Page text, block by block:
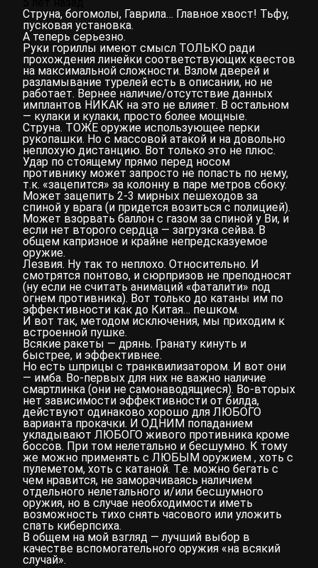
Струна, богомолы, Гаврила… Главное хвост! Тьфу,
пусковая установка.
А теперь серьезно.
Руки гориллы имеют смысл ТОЛЬКО ради
прохождения линейки соответствующих квестов
на максимальной сложности. Взлом дверей и
разламывание турелей есть в описании, но не
работает. Вернее наличие/отсутствие данных
имплантов НИКАК на это не влияет. В остальном
— кулаки и кулаки, просто более мощные.
Струна. ТОЖЕ оружие использующее перки
рукопашки. Но с массовой атакой и на довольно
неплохую дистанцию. Вот только это не плюс.
Удар по стоящему прямо перед носом
противнику может запросто не попасть по нему,
т.к. «зацепится» за колонну в паре метров сбоку.
Может зацепить 2-3 мирных пешеходов за
спиной у врага (и придется возиться с полицией).
Может взорвать баллон с газом за спиной у Ви, и
если нет второго сердца — загрузка сейва. В
общем капризное и крайне непредсказуемое
оружие.
Лезвия. Ну так то неплохо. Относительно. И
смотрятся понтово, и сюрпризов не преподносят
(ну если не считать анимаций «фаталити» под
огнем противника). Вот только до катаны им по
эффективности как до Китая… пешком.
И вот так, методом исключения, мы приходим к
встроенной пушке.
Всякие ракеты — дрянь. Гранату кинуть и
быстрее, и эффективнее.
Но есть шприцы с транквилизатором. И вот они
— имба. Во-первых для них не важно наличие
смартлинка (они не самонаводящиеся). Во-вторых
нет зависимости эффективности от билда,
действуют одинаково хорошо для ЛЮБОГО
варианта прокачки. И ОДНИМ попаданием
укладывают ЛЮБОГО живого противника кроме
боссов. При том нелетально и бесшумно. К тому
же можно применять с ЛЮБЫМ оружием , хоть с
пулеметом, хоть с катаной. Т.е. можно бегать с
чем нравится, не заморачиваясь наличием
отдельного нелетального и/или бесшумного
оружия, но в случае необходимости иметь
возможность тихо снять часового или уложить
спать киберпсиха.
В общем на мой взгляд — лучший выбор в
качестве вспомогательного оружия «на всякий
случай».